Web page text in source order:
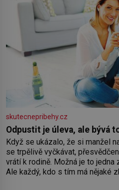
skutecnepribehy.cz
Odpustit je úleva, ale bývá
Když se ukázalo, že si manžel
se trpělivě vyčkávat,
vrátí k rodině. Možná je to jedna
Ale každý, kdo s tím má nějaké